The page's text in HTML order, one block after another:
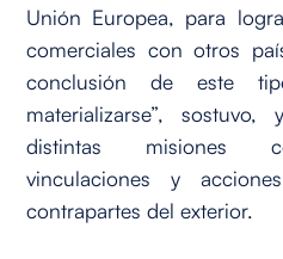
Unión Europea, para
comerciales con otros
conclusión de este
materializarse”,
distintas misiones
vinculaciones y
contrapartes del exterior.